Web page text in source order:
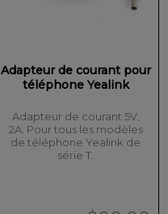
Adapteur de courant pour
téléphone Yealink
Adapteur de courant 5V,
2A. Pour tous les modèles
de téléphone Yealink de
série T.